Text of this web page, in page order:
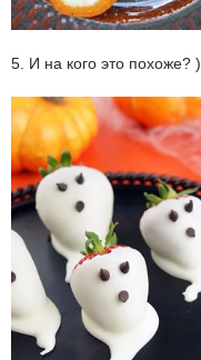
5. И на кого это похоже? )